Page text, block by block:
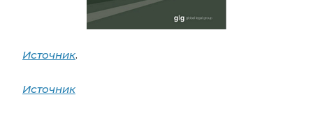
Источник.
Источник